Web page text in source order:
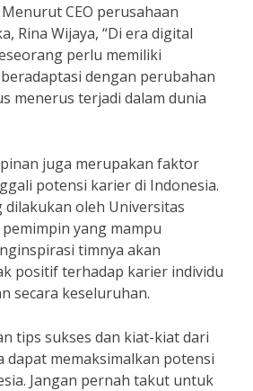
CEO perusahaan
Rina Wijaya, “Di era digital
perlu memiliki
dengan perubahan
menerus terjadi dalam dunia
juga merupakan faktor
potensi karier di Indonesia.
oleh Universitas
yang mampu
timnya akan
positif terhadap karier individu
secara keseluruhan.
tips sukses dan kiat-kiat dari
dapat memaksimalkan potensi
Jangan pernah takut untuk